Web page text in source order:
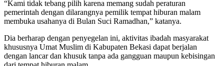
“Kami tidak tebang pilih karena memang sudah peraturan
pemerintah dengan dilarangnya pemilik tempat hiburan malam
membuka usahanya di Bulan Suci Ramadhan,” katanya.
Dia berharap dengan penyegelan ini, aktivitas ibadah masyarakat
khususnya Umat Muslim di Kabupaten Bekasi dapat berjalan
dengan lancar dan khusuk tanpa ada gangguan maupun kebisingan